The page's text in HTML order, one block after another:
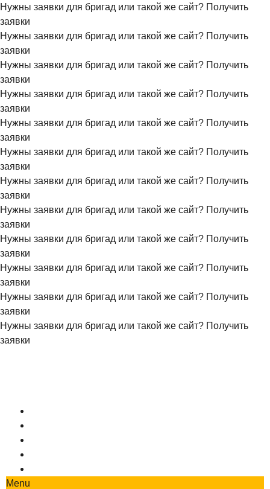
Нужны заявки для бригад или такой же сайт? Получить
заявки
Нужны заявки для бригад или такой же сайт? Получить
заявки
Нужны заявки для бригад или такой же сайт? Получить
заявки
Нужны заявки для бригад или такой же сайт? Получить
заявки
Нужны заявки для бригад или такой же сайт? Получить
заявки
Нужны заявки для бригад или такой же сайт? Получить
заявки
Нужны заявки для бригад или такой же сайт? Получить
заявки
Нужны заявки для бригад или такой же сайт? Получить
заявки
Нужны заявки для бригад или такой же сайт? Получить
заявки
Нужны заявки для бригад или такой же сайт? Получить
заявки
Нужны заявки для бригад или такой же сайт? Получить
заявки
Нужны заявки для бригад или такой же сайт? Получить
заявки
Menu